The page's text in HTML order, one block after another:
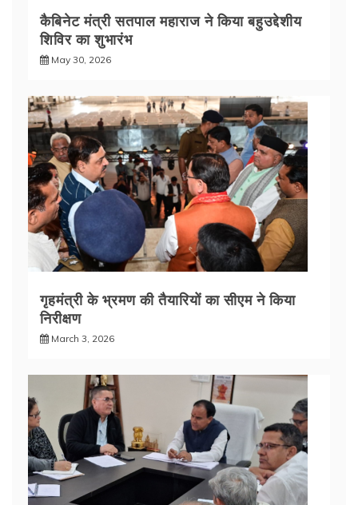
कैबिनेट मंत्री सतपाल महाराज ने किया बहुउद्देशीय
शिविर का शुभारंभ
May 30, 2026
गृहमंत्री के भ्रमण की तैयारियों का सीएम ने किया
निरीक्षण
March 3, 2026